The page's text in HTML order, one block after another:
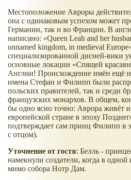
Местоположение Авроры
она с одинаковым успехом может
Германии, так и во Франции. В
написано: «Queen Leah and her
unnamed kingdom, in medieval
специализированной дисней-вики
основные локации «Спящей
Англии! Происхождение имён ещё
имена Стефан и Филипп были
польских правителей, так и среди
французских монархов. В общем,
бы одно ясно точно: Аврора живёт и
европейской стране в эпоху
подтверждает сам принц Филипп в
с отцом).
Уточнение от гостя: Белль -
намекнули создатели, когда в
мимо собора Нотр Дам.